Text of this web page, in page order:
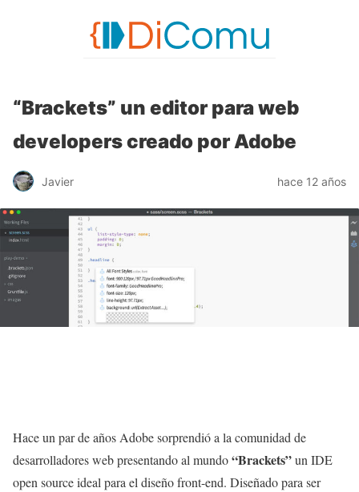
“Brackets” un editor para web
developers creado por Adobe
Javier hace 12 años
Hace un par de años Adobe sorprendió a la comunidad de
desarrolladores web presentando al mundo“Brackets”un IDE
open source ideal para el diseño front-end. Diseñado para ser